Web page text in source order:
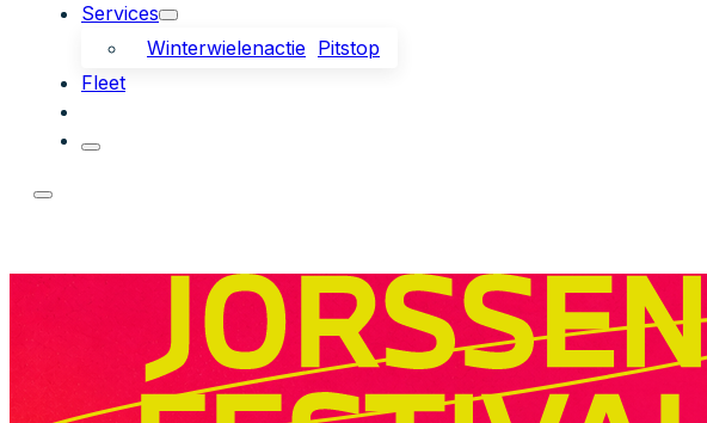
Services
Winterwielenactie Pitstop
Fleet